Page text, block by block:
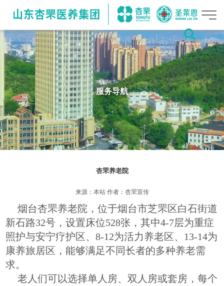
服务导航
杏罘养老院
来源：本站 作者：杏罘宣传
烟台杏罘养老院，位于烟台市芝罘区白石街道
新石路32号，设置床位528张，其中4-7层为重症
照护与安宁疗护区、8-12为活力养老区、13-14为
康养旅居区，能够满足不同长者的多种养老需
求。
老人们可以选择单人房、双人房或套房，每个